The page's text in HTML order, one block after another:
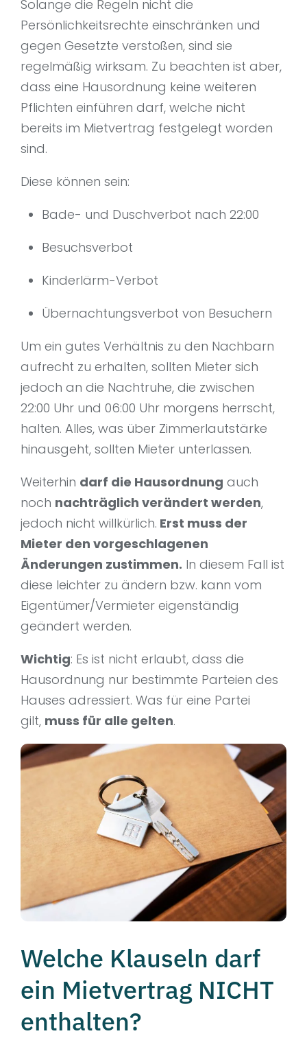
Solange die Regeln nicht die
Persönlichkeitsrechte einschränken und
gegen Gesetzte verstoßen, sind sie
regelmäßig wirksam. Zu beachten ist aber,
dass eine Hausordnung keine weiteren
Pflichten einführen darf, welche nicht
bereits im Mietvertrag festgelegt worden
sind.
Diese können sein:
Bade- und Duschverbot nach 22:00
Besuchsverbot
Kinderlärm-Verbot
Übernachtungsverbot von Besuchern
Um ein gutes Verhältnis zu den Nachbarn
aufrecht zu erhalten, sollten Mieter sich
jedoch an die Nachtruhe, die zwischen
22:00 Uhr und 06:00 Uhr morgens herrscht,
halten. Alles, was über Zimmerlautstärke
hinausgeht, sollten Mieter unterlassen.
Weiterhin darf die Hausordnung auch
noch nachträglich verändert werden,
jedoch nicht willkürlich. Erst muss der
Mieter den vorgeschlagenen
Änderungen zustimmen. In diesem Fall ist
diese leichter zu ändern bzw. kann vom
Eigentümer/Vermieter eigenständig
geändert werden.
Wichtig: Es ist nicht erlaubt, dass die
Hausordnung nur bestimmte Parteien des
Hauses adressiert. Was für eine Partei
gilt, muss für alle gelten.
Welche Klauseln darf
ein Mietvertrag NICHT
enthalten?